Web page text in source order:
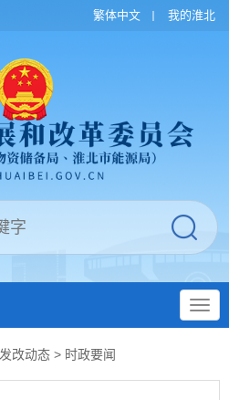
繁体中文 我的淮北
发改动态 > 时政要闻